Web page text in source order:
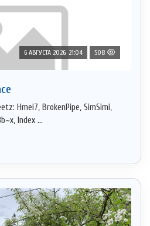
6 АВГУСТА 2026, 21:04 508
Hmei7, BrokenPipe, SimSimi,
Index ...